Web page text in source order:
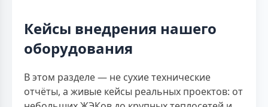
Кейсы внедрения нашего
оборудования
В этом разделе — не сухие технические
отчёты, а живые кейсы реальных проектов: от